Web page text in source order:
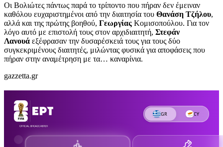
Οι Βολιώτες πάντως παρά το τρίποντο που πήραν δεν έμειναν
καθόλου ευχαριστημένοι από την διαιτησία του Θανάση Τζήλου,
αλλά και της πρώτης βοηθού, Γεωργίας Κομισοπούλου. Για τον
λόγο αυτό με επιστολή τους στον αρχιδιαιτητή, Στεφάν
Λανουά εξέφρασαν την δυσαρέσκειά τους για τους δύο
συγκεκριμένους διαιτητές, μιλώντας φυσικά για αποφάσεις που
πήραν στην αναμέτρηση με τα… καναρίνια.
gazzetta.gr